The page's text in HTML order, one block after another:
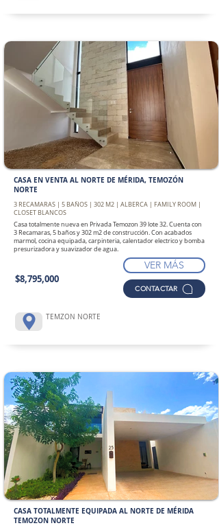
CASA EN VENTA AL NORTE DE MÉRIDA, TEMOZÓN
NORTE
3 RECAMARAS | 5 BAÑOS | 302 M2 | ALBERCA | FAMILY ROOM |
CLOSET BLANCOS
Casa totalmente nueva en Privada Temozon 39 lote 32. Cuenta con
3 Recamaras, 5 baños y 302 m2 de construcción. Con acabados
marmol, cocina equipada, carpinteria, calentador electrico y bomba
presurizadora y suavizador de agua.
$8,795,000
VER MÁS
CONTACTAR
TEMZON NORTE
CASA TOTALMENTE EQUIPADA AL NORTE DE MÉRIDA
TEMOZON NORTE